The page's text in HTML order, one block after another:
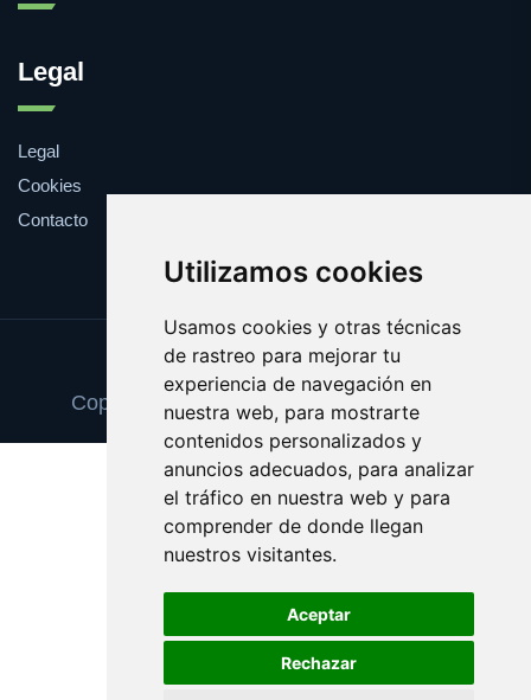
Utilizamos cookies
Usamos cookies y otras técnicas
de rastreo para mejorar tu
experiencia de navegación en
nuestra web, para mostrarte
contenidos personalizados y
anuncios adecuados, para analizar
el tráfico en nuestra web y para
comprender de donde llegan
nuestros visitantes.
Aceptar
Rechazar
Legal
Legal
Cookies
Contacto
Update cookies preferences
Copyright © 2025 eldiadelfindelmundo.es